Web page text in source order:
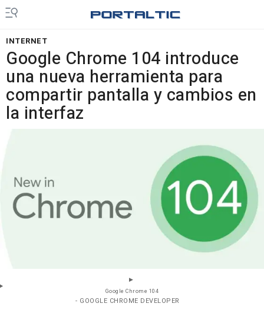
INTERNET
Google Chrome 104 introduce
una nueva herramienta para
compartir pantalla y cambios en
la interfaz
Google Chrome 104
- GOOGLE CHROME DEVELOPER